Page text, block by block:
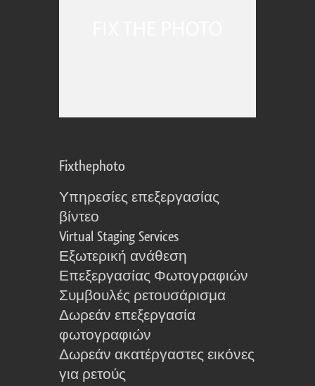
Fixthephoto
Υπηρεσίες επεξεργασίας
βίντεο
Virtual Staging Services
Εξωτερική ανάθεση
Επεξεργασίας Φωτογραφιών
Συμβουλές ρετουσάρισμα
Δωρεάν επεξεργασία
φωτογραφιών
Δωρεάν ακατέργαστες εικόνες
για ρετούς